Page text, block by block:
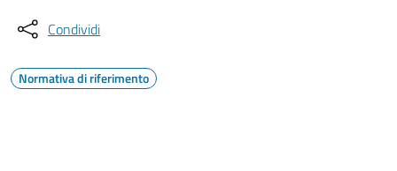
Condividi
Normativa di riferimento